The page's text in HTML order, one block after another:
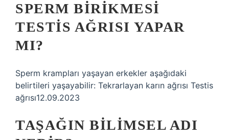
SPERM BIRIKMESI
TESTIS AĞRISI YAPAR
MI?
Sperm krampları yaşayan erkekler aşağıdaki
belirtileri yaşayabilir: Tekrarlayan karın ağrısı Testis
ağrısı12.09.2023
TAŞAĞIN BILIMSEL ADI